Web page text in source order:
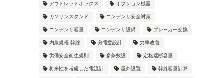
アウトレットボックス オプション機器
ガソリンスタンド コンデンサ安全対策
コンデンサ容量 コンデンサ設備 ブレーカー交換
内線規程 幹線 分電盤設計 力率改善
労働安全衛生規則 多条敷設 定格遮断容量
将来性を考慮した電流計 屋外設置 幹線容量計算